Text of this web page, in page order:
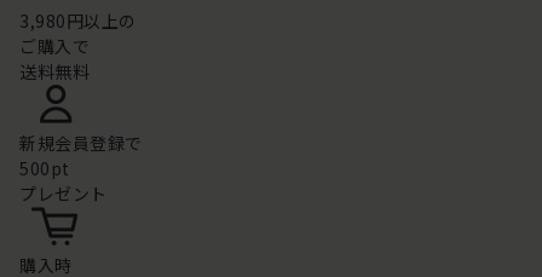
3,980円以上の
ご購入で
送料無料
新規会員登録で
500pt
プレゼント
購入時